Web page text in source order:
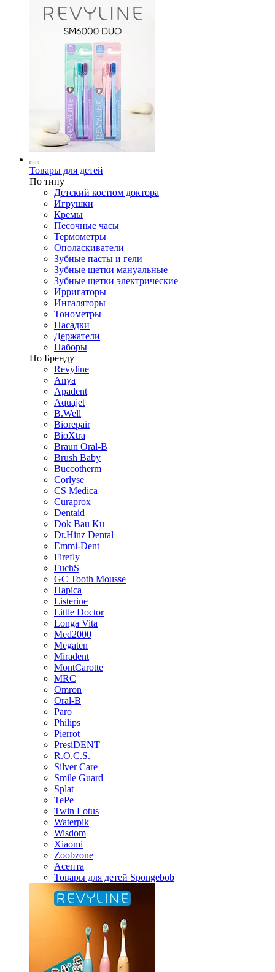
Товары для детей
По типу
Детский костюм доктора
Игрушки
Кремы
Песочные часы
Термометры
Ополаскиватели
Зубные пасты и гели
Зубные щетки мануальные
Зубные щетки электрические
Ирригаторы
Ингаляторы
Тонометры
Насадки
Держатели
Наборы
По Бренду
Revyline
Anya
Apadent
Aquajet
B.Well
Biorepair
BioXtra
Braun Oral-B
Brush Baby
Buccotherm
Corlyse
CS Medica
Curaprox
Dentaid
Dok Bau Ku
Dr.Hinz Dental
Emmi-Dent
Firefly
FuchS
GC Tooth Mousse
Hapica
Listerine
Little Doctor
Longa Vita
Med2000
Megaten
Miradent
MontCarotte
MRC
Omron
Oral-B
Paro
Philips
Pierrot
PresiDENT
R.O.C.S.
Silver Care
Smile Guard
Splat
TePe
Twin Lotus
Waterpik
Wisdom
Xiaomi
Zoobzone
Асепта
Товары для детей Spongebob